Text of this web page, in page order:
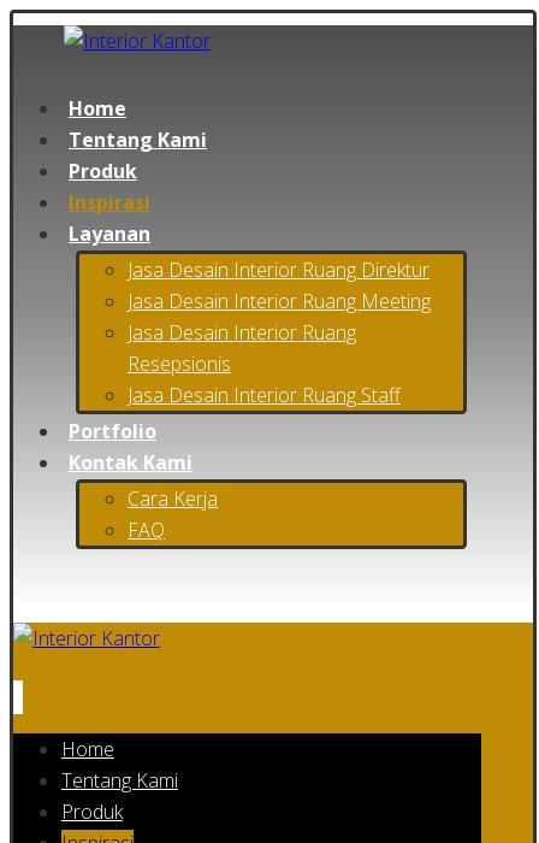
Home
Tentang Kami
Produk
Inspirasi
Layanan
Jasa Desain Interior Ruang Direktur
Jasa Desain Interior Ruang Meeting
Jasa Desain Interior Ruang
Resepsionis
Jasa Desain Interior Ruang Staff
Portfolio
Kontak Kami
Cara Kerja
FAQ
Home
Tentang Kami
Produk